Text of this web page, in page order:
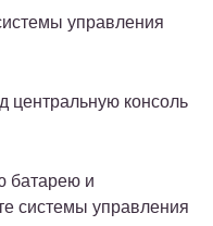
управления
центральную консоль
батарею и
системы управления